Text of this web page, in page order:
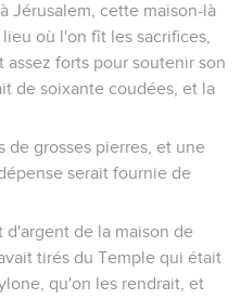
Jérusalem, cette maison-là
où l'on fît les sacrifices,
forts pour soutenir son
de soixante coudées, et la
de grosses pierres, et une
serait fournie de
d'argent de la maison de
tirés du Temple qui était
qu'on les rendrait, et